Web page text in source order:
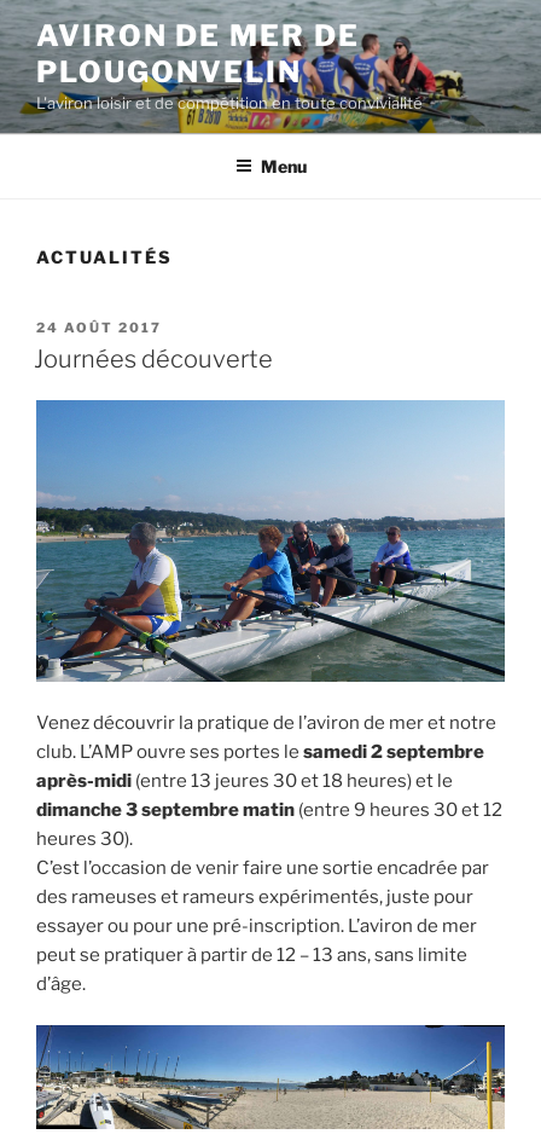
Aller
au
contenu
principal
AVIRON DE MER DE
PLOUGONVELIN
L'aviron loisir et de compétition en toute convivialité
Menu
ACTUALITÉS
PUBLIÉ
LE
24 AOÛT 2017
Journées découverte
Venez découvrir la pratique de l’aviron de mer et notre
club. L’AMP ouvre ses portes le samedi 2 septembre
après-midi (entre 13 jeures 30 et 18 heures) et le
dimanche 3 septembre matin (entre 9 heures 30 et 12
heures 30).
C’est l’occasion de venir faire une sortie encadrée par
des rameuses et rameurs expérimentés, juste pour
essayer ou pour une pré-inscription. L’aviron de mer
peut se pratiquer à partir de 12 – 13 ans, sans limite
d’âge.